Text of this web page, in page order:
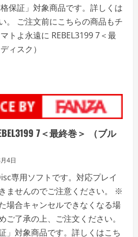
保証」対象商品です。詳しくは
。 ご注文前にこちらの商品もチ
トよ永遠に REBEL3199 7＜最
ィスク）
7＜最終巻＞ （ブル
4日
専用ソフトです。対応プレイ
ませんのでご注意ください。 ※
場合キャンセルできなくなる場
ご了承の上、ご注文ください。
」対象商品です。詳しくはこち